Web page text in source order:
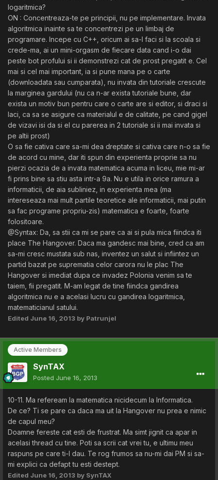
logaritmica?
ON : Concentreaza-te pe principii, nu pe implementare. Invata
algoritmica inainte sa te concentrezi pe un limbaj de
programare. Incepe cu C++, oricum ai sa-l faci si la scoala si
crede-ma, ai un mini-orgasm de fiecare data cand i-o dai
peste bot profului si ii demonstrezi cat de prost pregatit e. Cel
mai si cel mai important, ia si pune mana pe o carte
(downloadata sau cumparata), nu invata din tutoriale crescute
la marginea gardului (nu ca n-ar exista tutoriale bune, dar
exista un motiv bun pentru care o carte are si editor, si draci si
laci, ca sa se asigure ca materialul e de calitate, pe cand gigel
de vizavi isi da si el cu parerea in 2 tutoriale si ii mai invata si
pe altii prost)
O sa fie cativa care sa-mi dea dreptate si cativa care n-o sa fie
de acord cu mine, dar iti spun din experienta proprie sa nu
pierzi ocazia de a invata matematica acuma in liceu, mie mi-ar
fi prins bine sa stiu asta intr-a 9a. Nu e utila in orice ramura a
informaticii, de aia subliniez, in experienta mea (ma
intereseaza mai mult partile teoretice ale informaticii, mai putin
sa fac programe propriu-zis) matematica e foarte, foarte
folositoare.
@Syntax: Da, sa stii ca mi se pare ca ai si pula mica fiindca iti
place The Hangover. Daca ma gandesc mai bine, cred ca am
sa-mi cresc mustata sub nas, inventez un salut si infiintez un
partid bazat pe suprematia celor carora nu le plac The
Hangover si imediat dupa ce invadez Polonia venim sa te
taiem, fii pregatit. M-am legat de tine fiindca gandirea
algoritmica nu e a acelasi lucru cu gandirea logaritmica,
matematicianul satului.
Edited June 16, 2013 by Patrunjel
Active Members
SynTAX
Posted June 16, 2013
10-11. Ma refeream la matematica nicidecum la Informatica.
De ce? Ti se pare ca daca ma uit la Hangover nu prea e nimic
de capul meu?
Doamne fereste cat esti de frustrat. Ma simt jignit ca apar in
acelasi thread cu tine. Poti sa scrii cat vrei tu, e ultimu meu
raspuns pe care ti-l dau. Te rog frumos sa nu-mi dai PM si sa-
mi explici ca defapt tu esti destept.
Edited June 16, 2013 by SynTAX